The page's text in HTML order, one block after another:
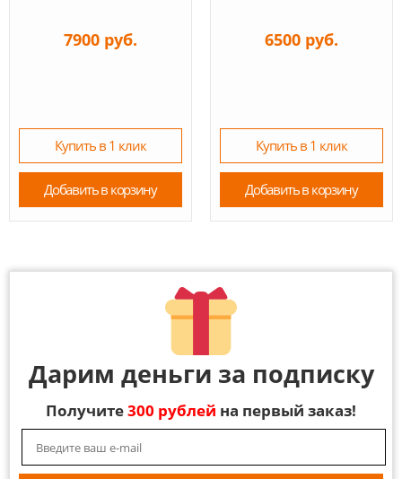
7900 руб.
Купить в 1 клик
Добавить в корзину
6500 руб.
Купить в 1 клик
Добавить в корзину
Дарим деньги за подписку
Получите300 рублей на первый заказ!